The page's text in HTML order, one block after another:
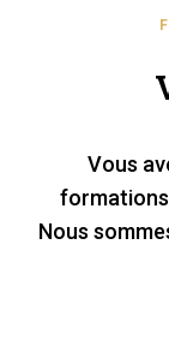
Vous
Nous